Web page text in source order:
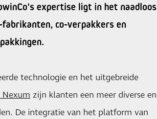
expertise ligt in het naadloos
co-verpakkers en
technologie en het uitgebreide
Nexum zijn klanten een meer diverse en
De integratie van het platform van